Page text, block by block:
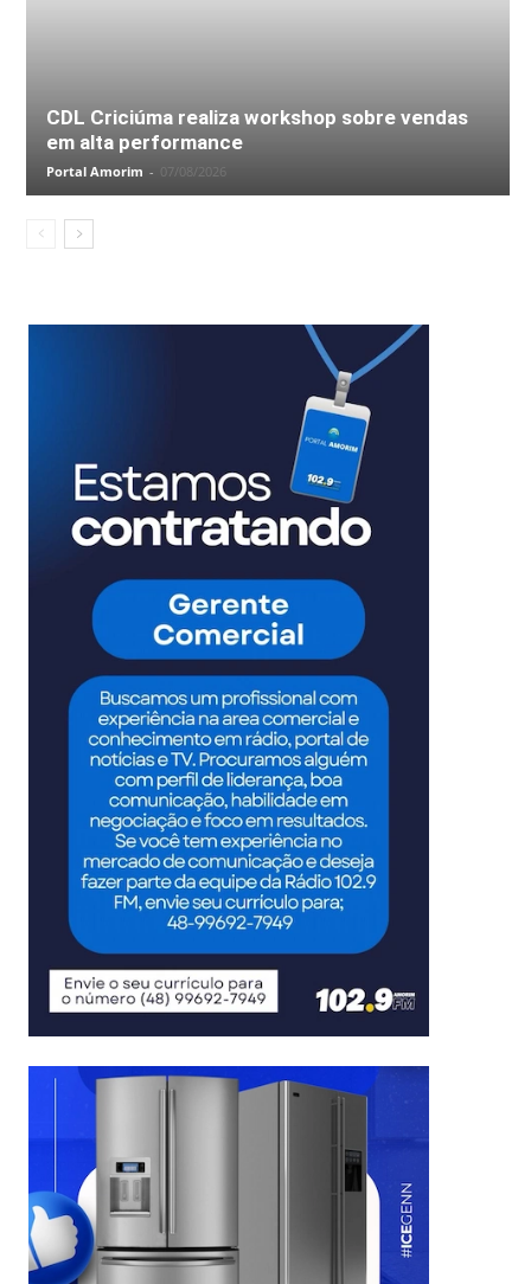
CDL Criciúma realiza workshop sobre vendas
em alta performance
Portal Amorim - 07/08/2026